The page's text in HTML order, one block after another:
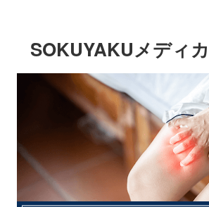
SOKUYAKUメディ